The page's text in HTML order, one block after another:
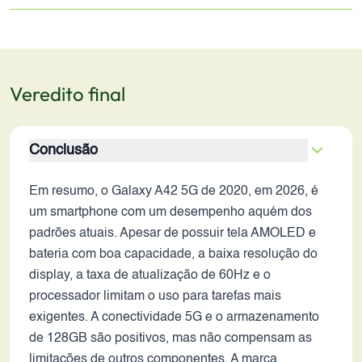
Veredito final
Conclusão
Em resumo, o Galaxy A42 5G de 2020, em 2026, é
um smartphone com um desempenho aquém dos
padrões atuais. Apesar de possuir tela AMOLED e
bateria com boa capacidade, a baixa resolução do
display, a taxa de atualização de 60Hz e o
processador limitam o uso para tarefas mais
exigentes. A conectividade 5G e o armazenamento
de 128GB são positivos, mas não compensam as